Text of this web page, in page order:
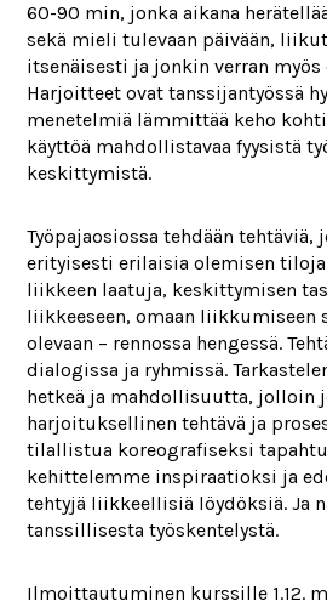
60-90 min, jonka aikana
sekä mieli tulevaan päivään,
itsenäisesti ja jonkin verran
Harjoitteet ovat tanssijantyössä
menetelmiä lämmittää keho
käyttöä mahdollistavaa fyysistä
keskittymistä.
Työpajaosiossa tehdään tehtäviä,
erityisesti erilaisia olemisen
liikkeen laatuja, keskittymisen
liikkeeseen, omaan liikkumiseen
olevaan – rennossa hengessä.
dialogissa ja ryhmissä.
hetkeä ja mahdollisuutta, jolloin
harjoituksellinen tehtävä ja
tilallistua koreografiseksi
kehittelemme inspiraatioksi ja
tehtyjä liikkeellisiä löydöksiä. Ja
tanssillisesta työskentelystä.
Ilmoittautuminen kurssille 1.12.